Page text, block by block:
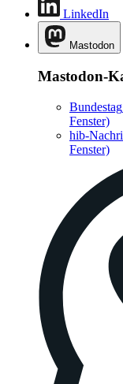
LinkedIn
Mastodon
Mastodon-
Bundestag
Fenster)
hib-
Fenster)